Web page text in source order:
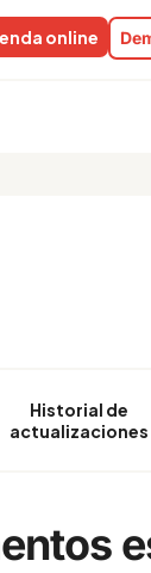
online
Historial de
actualizaciones